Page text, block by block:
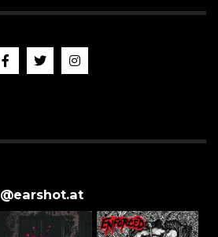
@earshot.at